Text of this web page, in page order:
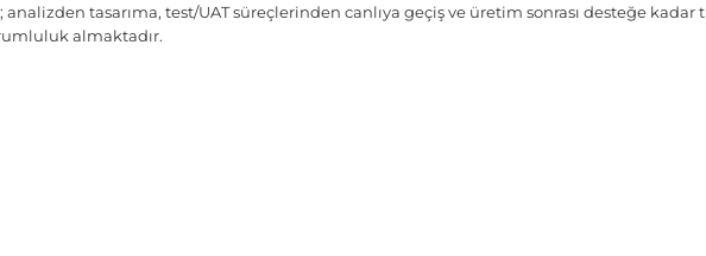
analizden tasarıma, test/UAT süreçlerinden canlıya geçiş ve üretim sonrası desteğe
almaktadır.